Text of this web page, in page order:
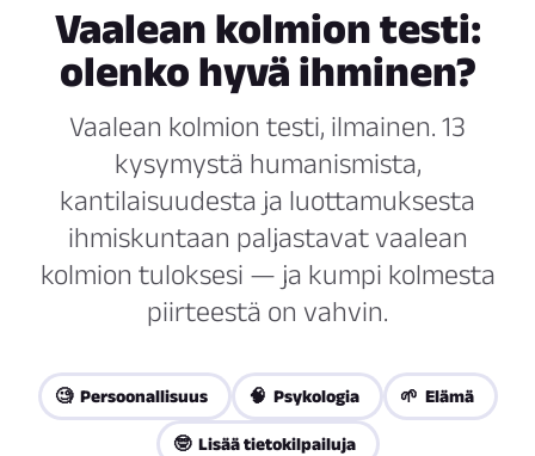
Vaalean kolmion testi:
olenko hyvä ihminen?
Vaalean kolmion testi, ilmainen. 13
kysymystä humanismista,
kantilaisuudesta ja luottamuksesta
ihmiskuntaan paljastavat vaalean
kolmion tuloksesi — ja kumpi kolmesta
piirteestä on vahvin.
🧐 Persoonallisuus 🧠 Psykologia 🌱 Elämä
🤓 Lisää tietokilpailuja